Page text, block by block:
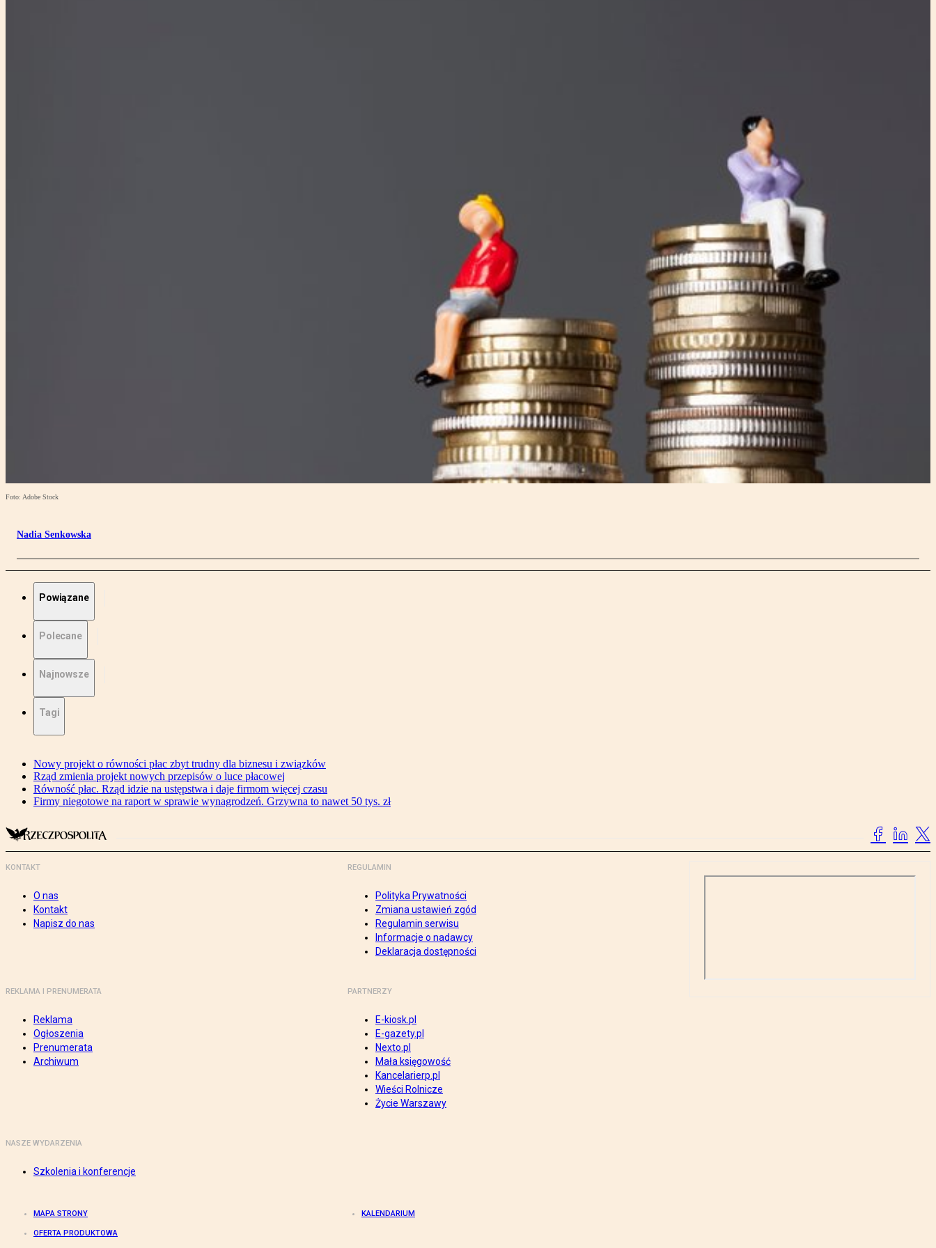
Foto: Adobe Stock
Nadia Senkowska
Powiązane
Polecane
Najnowsze
Tagi
Nowy projekt o równości płac zbyt trudny dla biznesu i związków
Rząd zmienia projekt nowych przepisów o luce płacowej
Równość płac. Rząd idzie na ustępstwa i daje firmom więcej czasu
Firmy niegotowe na raport w sprawie wynagrodzeń. Grzywna to nawet 50 tys. zł
KONTAKT
O nas
Kontakt
Napisz do nas
REGULAMIN
Polityka Prywatności
Zmiana ustawień zgód
Regulamin serwisu
Informacje o nadawcy
Deklaracja dostępności
REKLAMA I PRENUMERATA
Reklama
Ogłoszenia
Prenumerata
Archiwum
PARTNERZY
E-kiosk.pl
E-gazety.pl
Nexto.pl
Mała księgowość
Kancelarierp.pl
Wieści Rolnicze
Życie Warszawy
NASZE WYDARZENIA
Szkolenia i konferencje
MAPA STRONY KALENDARIUM
OFERTA PRODUKTOWA